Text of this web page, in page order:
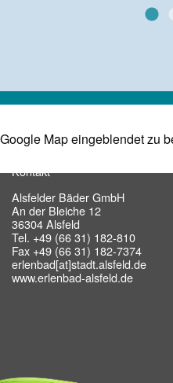
BitteAkzeptieren Sie die
um hier unsere Google Map eingeblendet
Kontakt
Alsfelder Bäder GmbH
An der Bleiche 12
36304 Alsfeld
Tel. +49 (66 31) 182-810
Fax +49 (66 31) 182-7374
erlenbad[at]stadt.alsfeld.de
www.erlenbad-alsfeld.de